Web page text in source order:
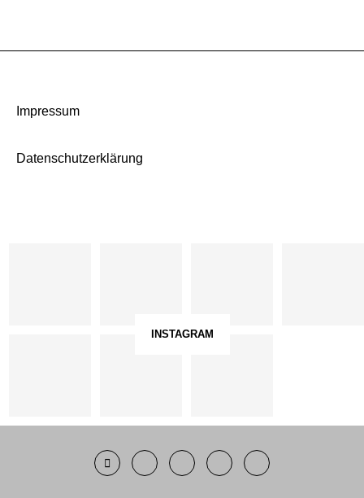
Impressum
Datenschutzerklärung
INSTAGRAM